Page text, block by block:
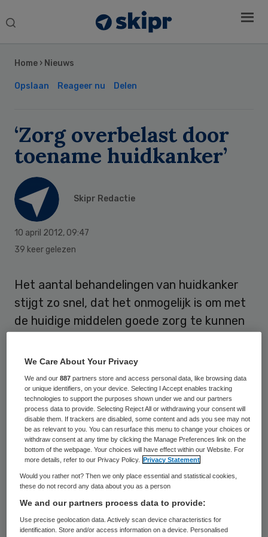
Search
Home › Nieuws
Opslaan Reageer nu Delen
‘Zorg overbelast door
toename huidkanker’
Skipr Redactie
10 april 2012, 09:47
39 keer gelezen
Het aantal behandelingen van huidkanker
stijgt zo snel, dat het onmogelijk is om met
de huidige middelen goede zorg te kunnen
promotieonderzoek dat is uitgevoerd bij het
Catharina-ziekenhuis in Eindhoven.
Volgens onderzoekster Simone van der
Geer-Rutten komt bij veel patiënten de
huidkanker terug, hetgeen leidt tot extra
behandelingen. KWF Kankerbestrijding
meldde vorige week dathet aantal
patiënten snel stijgt, tot naar schatting
70.000 in 2020. Nu krijgt ongeveer 30
procent van de patiënten meerdere keren
Sidebar
We Care About Your Privacy
We and our887 partners store and access personal data, like browsing data
or unique identifiers, on your device. Selecting I Accept enables tracking
technologies to support the purposes shown under we and our partners
process data to provide. Selecting Reject All or withdrawing your consent will
disable them. If trackers are disabled, some content and ads you see may not
be as relevant to you. You can resurface this menu to change your choices or
withdraw consent at any time by clicking the Manage Preferences link on the
bottom of the webpage. Your choices will have effect within our Website. For
more details, refer to our Privacy Policy.
Privacy Statement
Would you rather not? Then we only place essential and statistical cookies,
these do not record any data about you as a person
We and our partners process data to provide:
Use precise geolocation data. Actively scan device characteristics for
identification. Store and/or access information on a device. Personalised